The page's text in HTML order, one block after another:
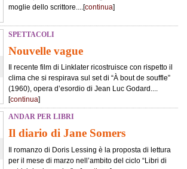
moglie dello scrittore....[continua]
SPETTACOLI
Nouvelle vague
Il recente film di Linklater ricostruisce con rispetto il
clima che si respirava sul set di “À bout de souffle”
(1960), opera d’esordio di Jean Luc Godard....
[continua]
ANDAR PER LIBRI
Il diario di Jane Somers
Il romanzo di Doris Lessing è la proposta di lettura
per il mese di marzo nell’ambito del ciclo “Libri di